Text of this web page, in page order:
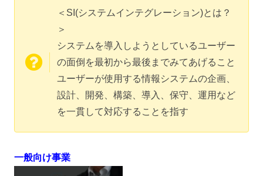
＜SI(システムインテグレーション)とは？
＞
システムを導入しようとしているユーザー
の面倒を最初から最後までみてあげること
ユーザーが使用する情報システムの企画、
設計、開発、構築、導入、保守、運用など
を一貫して対応することを指す
一般向け事業